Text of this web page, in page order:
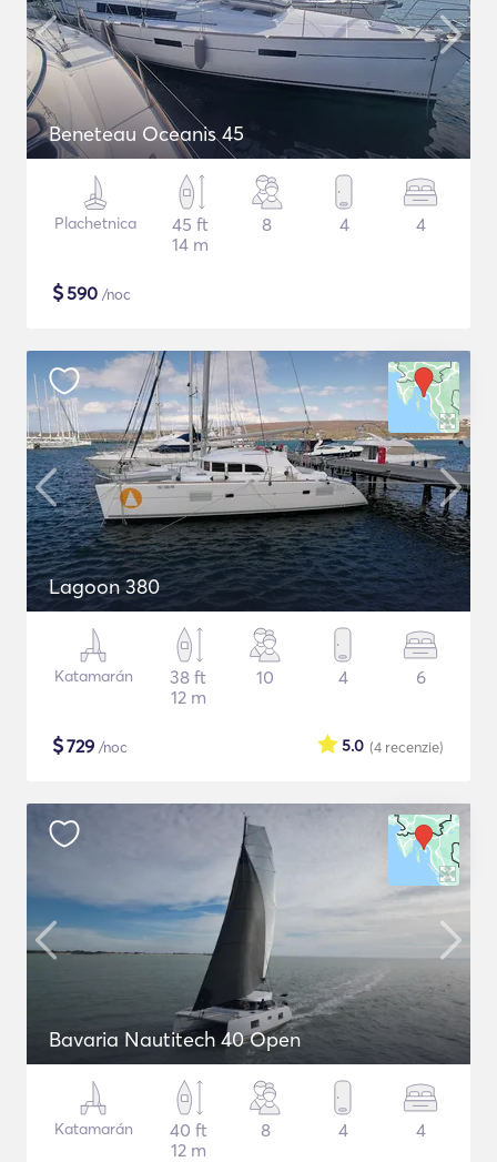
Beneteau Oceanis 45
Plachetnica
45 ft
14 m
8 4 4
$590 /noc
Lagoon 380
Katamarán
38 ft
12 m
10 4 6
$729 /noc (4 recenzie)
5.0
Bavaria Nautitech 40 Open
Katamarán
40 ft
12 m
8 4 4